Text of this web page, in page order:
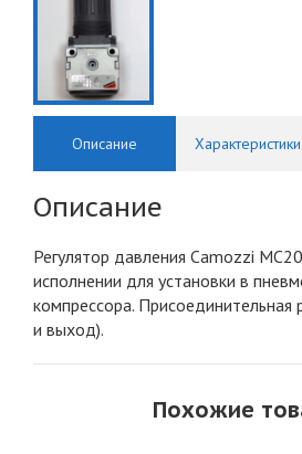
Описание Характеристики
Описание
Регулятор давления Camozzi
исполнении для установки в
компрессора. Присоединительная
и выход).
Похожие